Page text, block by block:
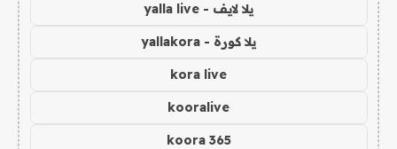
يلا لايف - yalla live
يلا كورة - yallakora
kora live
kooralive
koora 365